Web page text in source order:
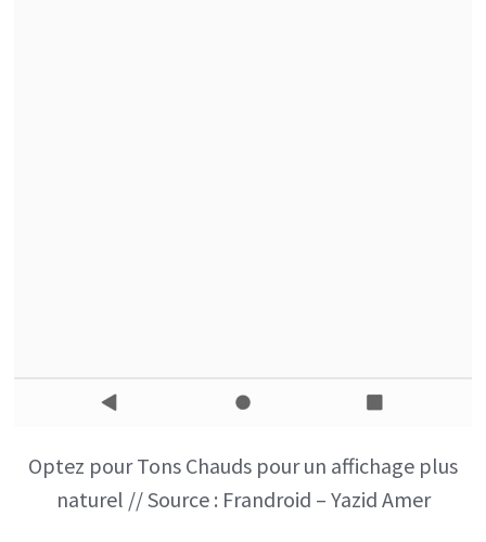
Optez pour Tons Chauds pour un affichage plus
naturel // Source : Frandroid – Yazid Amer